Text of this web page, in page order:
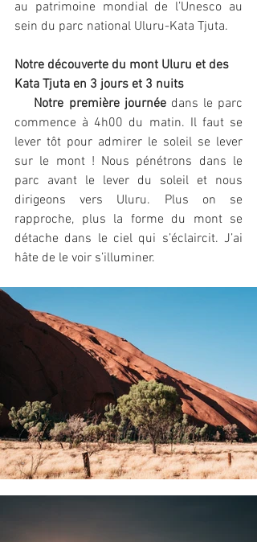
au patrimoine mondial de l’Unesco au
sein du parc national Uluru-Kata Tjuta.
Notre découverte du mont Uluru et des
Kata Tjuta en 3 jours et 3 nuits
Notre première journée dans le parc
commence à 4h00 du matin. Il faut se
lever tôt pour admirer le soleil se lever
sur le mont ! Nous pénétrons dans le
parc avant le lever du soleil et nous
dirigeons vers Uluru. Plus on se
rapproche, plus la forme du mont se
détache dans le ciel qui s’éclaircit. J’ai
hâte de le voir s’illuminer.